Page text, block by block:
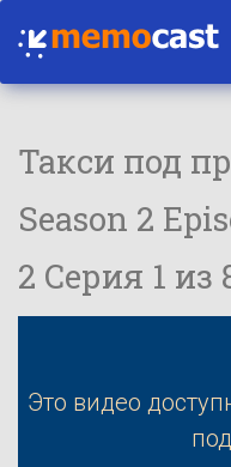
Такси под
Season 2
2 Серия 1 из
Это видео